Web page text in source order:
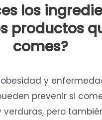
los
productos
comes?
y
prevenir si
pero